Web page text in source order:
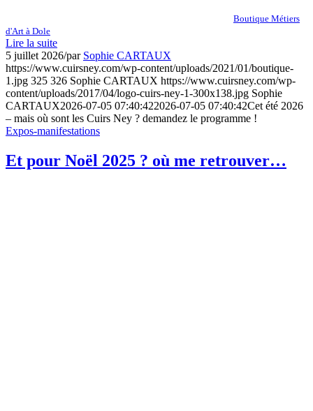
Boutique Métiers
d'Art à Dole
Lire la suite
5 juillet 2026/par Sophie CARTAUX
https://www.cuirsney.com/wp-content/uploads/2021/01/boutique-
1.jpg 325 326 Sophie CARTAUX https://www.cuirsney.com/wp-
content/uploads/2017/04/logo-cuirs-ney-1-300x138.jpg Sophie
CARTAUX2026-07-05 07:40:422026-07-05 07:40:42Cet été 2026
– mais où sont les Cuirs Ney ? demandez le programme !
Expos-manifestations
Et pour Noël 2025 ? où me retrouver…